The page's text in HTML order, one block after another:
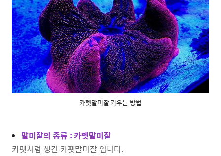
카펫말미잘 키우는 방법
말미잘의 종류 : 카펫말미잘
카펫처럼 생긴 카펫말미잘 입니다.